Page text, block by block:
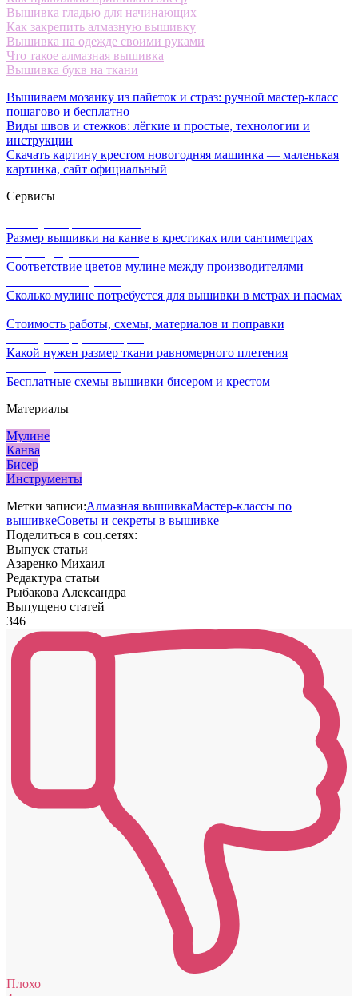
Вышивка гладью для начинающих
Как закрепить алмазную вышивку
Вышивка на одежде своими руками
Что такое алмазная вышивка
Вышивка букв на ткани
Вышиваем мозаику из пайеток и страз: ручной мастер-класс
пошагово и бесплатно
Виды швов и стежков: лёгкие и простые, технологии и
инструкции
Скачать картину крестом новогодняя машинка — маленькая
картинка, сайт официальный
Сервисы
Размер вышивки на канве в крестиках или сантиметрах
Соответствие цветов мулине между производителями
Сколько мулине потребуется для вышивки в метрах и пасмах
Стоимость работы, схемы, материалов и поправки
Какой нужен размер ткани равномерного плетения
Бесплатные схемы вышивки бисером и крестом
Материалы
Мулине
Канва
Бисер
Инструменты
Метки записи:Алмазная вышивкаМастер-классы по
вышивкеСоветы и секреты в вышивке
Поделиться в соц.сетях:
Выпуск статьи
Азаренко Михаил
Редактура статьи
Рыбакова Александра
Выпущено статей
346
Плохо